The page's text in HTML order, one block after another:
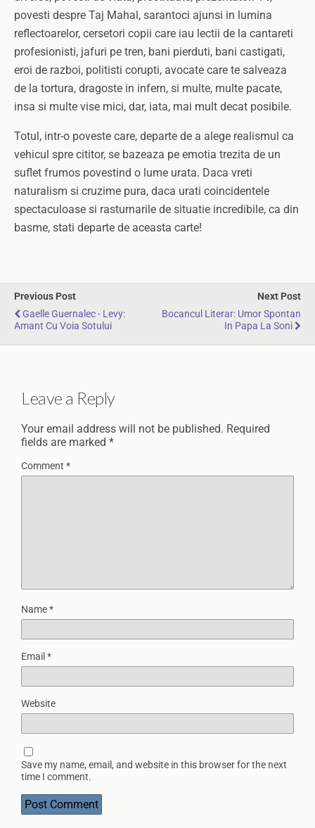
povesti despre Taj Mahal, sarantoci ajunsi in lumina
reflectoarelor, cersetori copii care iau lectii de la cantareti
profesionisti, jafuri pe tren, bani pierduti, bani castigati,
eroi de razboi, politisti corupti, avocate care te salveaza
de la tortura, dragoste in infern, si multe, multe pacate,
insa si multe vise mici, dar, iata, mai mult decat posibile.
Totul, intr-o poveste care, departe de a alege realismul ca
vehicul spre cititor, se bazeaza pe emotia trezita de un
suflet frumos povestind o lume urata. Daca vreti
naturalism si cruzime pura, daca urati coincidentele
spectaculoase si rasturnarile de situatie incredibile, ca din
basme, stati departe de aceasta carte!
Previous Post
Gaelle Guernalec - Levy:
Amant Cu Voia Sotului
Next Post
Bocancul Literar: Umor Spontan
In Papa La Soni
Leave a Reply
Your email address will not be published. Required
fields are marked *
Comment *
Name*
Email *
Website
Save my name, email, and website in this browser for the next
time I comment.